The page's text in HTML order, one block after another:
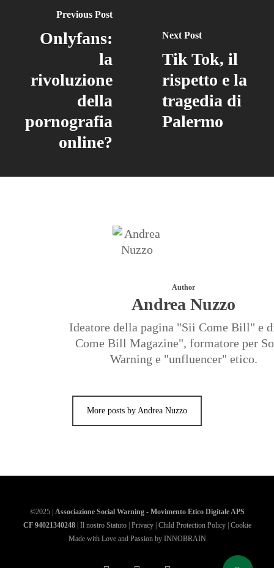
Previous Post
Onlyfans:
la
rivoluzione
della
pornografia
online?
Next Post
Tik Tok, il
rispetto e la
tragedia di
Palermo
Author
Andrea Nuzzo
Ideatore della pagina "Sii Come Bill" e
Come Bill Magazine", formatore per
Warning e "unfluencer" etico.
More posts by Andrea Nuzzo
©2025 | Associazione Social Warning - Movimento Etico Digitale APS
CF 94021340248 Il nostro Statuto| Privacy| Child Protection Policy| Cookie
Made with Love and Passion by INNOBRAIN